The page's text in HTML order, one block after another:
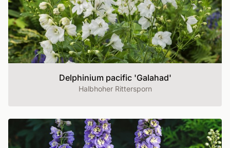
Delphinium pacific 'Galahad'
Halbhoher Rittersporn